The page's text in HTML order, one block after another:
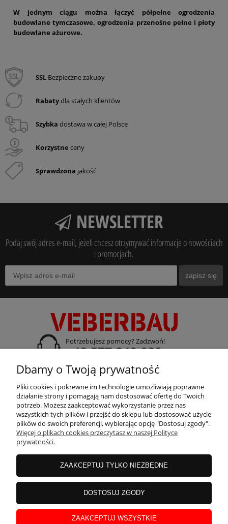
W jednym ciągu można łączyć półpełne ogrodzenia
budowlane tymczasowe,ogrodzenia przenośne pełne i płoty
budowlane ażurowe.
SSL Bezpieczne zakupy
Rabatydla stałych klientów
Szybka dostawa w całej Polsce
Korzystne ceny
Sprawdzona jakość
NEWSLETTER
Podaj swój adres e-mail, jeżeli chcesz otrzymywać informacje o nowościach
i promocjach.
zapisz się
Potrzebujesz pomocy? Zadzwoń!
+48 577 240 080
adres:
ul. Gdańska 14 A-B, 70-661 Szczecin
Dbamy o Twoją prywatność
Pliki cookies i pokrewne im technologie umożliwiają poprawne
działanie strony i pomagają nam dostosować ofertę do Twoich
potrzeb. Możesz zaakceptować wykorzystanie przez nas
wszystkich tych plików i przejść do sklepu lub dostosować użycie
plików do swoich preferencji, wybierając opcję "Dostosuj zgody".
Więcej o plikach cookies przeczytasz w naszej Polityce
prywatności.
ZAAKCEPTUJ TYLKO NIEZBĘDNE
DOSTOSUJ ZGODY
ZAAKCEPTUJ WSZYSTKIE